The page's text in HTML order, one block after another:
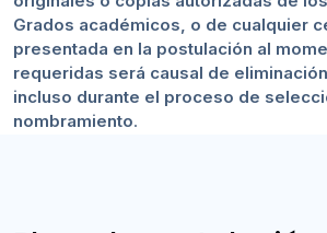
Grados académicos, o de cualquier
presentada en la postulación al
requeridas será causal de
incluso durante el proceso de
nombramiento.